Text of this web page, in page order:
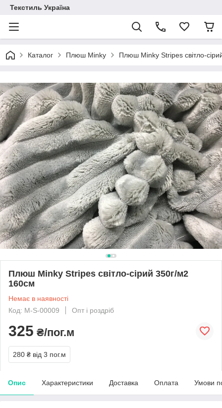
Текстиль Україна
Каталог Плюш Minky Плюш Minky Stripes світло-
Плюш Minky Stripes світло-сірий 350г/м2
160см
Немає в наявності
Код: M-S-00009
Опт і роздріб
325 ₴/пог.м
280 ₴ від 3 пог.м
Опис Характеристики Доставка Оплата Умови